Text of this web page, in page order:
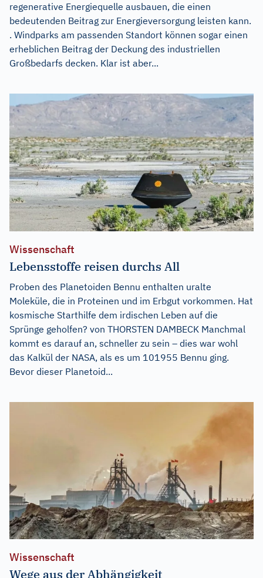
regenerative Energiequelle ausbauen, die einen
bedeutenden Beitrag zur Energieversorgung leisten kann.
. Windparks am passenden Standort können sogar einen
erheblichen Beitrag der Deckung des industriellen
Großbedarfs decken. Klar ist aber...
Wissenschaft
Lebensstoffe reisen durchs All
Proben des Planetoiden Bennu enthalten uralte
Moleküle, die in Proteinen und im Erbgut vorkommen. Hat
kosmische Starthilfe dem irdischen Leben auf die
Sprünge geholfen? von THORSTEN DAMBECK Manchmal
kommt es darauf an, schneller zu sein – dies war wohl
das Kalkül der NASA, als es um 101955 Bennu ging.
Bevor dieser Planetoid...
Wissenschaft
Wege aus der Abhängigkeit